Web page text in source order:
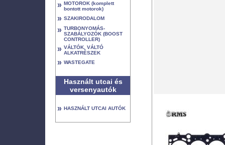
» MOTOROK (komplett
bontott motorok)
» SZAKIRODALOM
» TURBONYOMÁS-
SZABÁLYOZÓK (BOOST
CONTROLLER)
» VÁLTÓK, VÁLTÓ
ALKATRÉSZEK
» WASTEGATE
Használt utcai és
versenyautók
» HASZNÁLT UTCAI AUTÓK